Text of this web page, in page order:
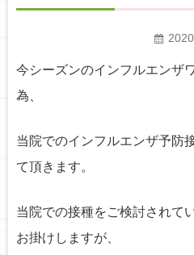
今シーズンのインフルエンザ
為、
当院でのインフルエンザ予防
て頂きます。
当院での接種をご検討されて
お掛けしますが、